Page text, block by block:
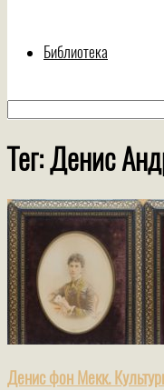
Библиотека
Тег: Денис
Денис фон Мекк.